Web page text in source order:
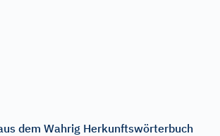
dem Wahrig Herkunftswörterbuch